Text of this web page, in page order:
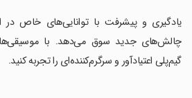
‏یادگیری و پیشرفت با توانایی‌های خاص
چالش‌های جدید سوق می‌دهد. با
گیم‌پلی اعتیادآور و سرگرم‌کننده‌ای را تجربه کنید.